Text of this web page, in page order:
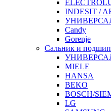
INDESIT /
Candy
Gorenje
Сальник и
MIELE
HANSA
BEKO
BOSCH/
LG